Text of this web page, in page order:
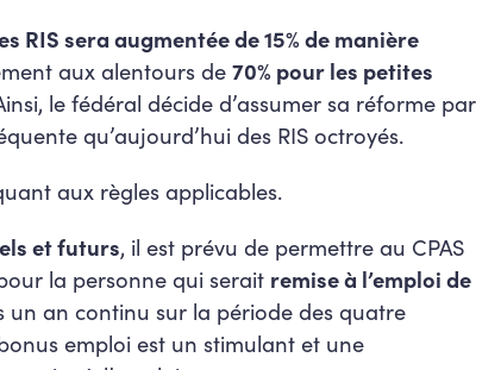
RIS sera augmentée de 15% de manière
aux alentours de70% pour les petites
le fédéral décide d’assumer sa réforme par
qu’aujourd’hui des RIS octroyés.
aux règles applicables.
et futurs, il est prévu de permettre au CPAS
la personne qui serait remise à l’emploi de
un an continu sur la période des quatre
emploi est un stimulant et une